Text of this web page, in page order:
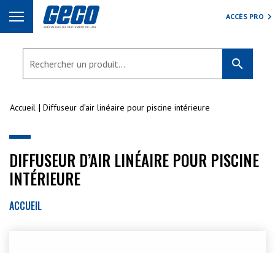
ACCÈS PRO
search
Accueil Diffuseur d’air linéaire pour piscine intérieure
DIFFUSEUR D’AIR LINÉAIRE POUR PISCINE
INTÉRIEURE
ACCUEIL